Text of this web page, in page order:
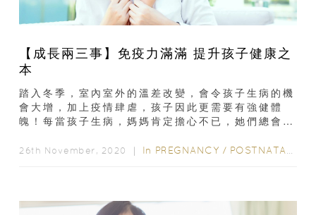
【成長兩三事】免疫力滿滿 提升孩子健康之
本
踏入冬季，室內室外的溫差改變，會令孩子生病的機
會大增，加上疫情肆虐，孩子因此更需要有強健體
魄！每當孩子生病，媽媽肯定擔心不已，她們總會比
打好健康基礎...
26th November, 2020 ｜ In PREGNANCY / POSTNATAL CARE